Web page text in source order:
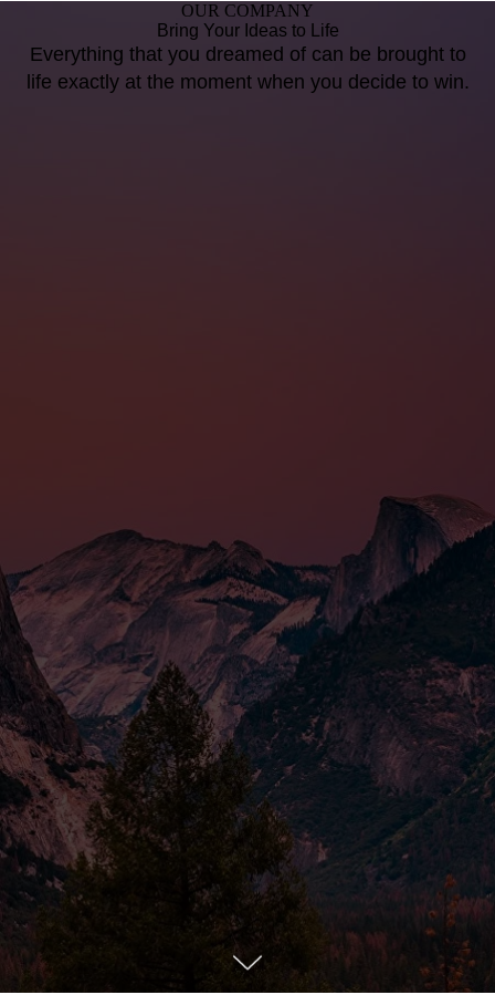
OUR COMPANY
Bring Your Ideas to Life
Everything that you dreamed of can be brought to
life exactly at the moment when you decide to win.